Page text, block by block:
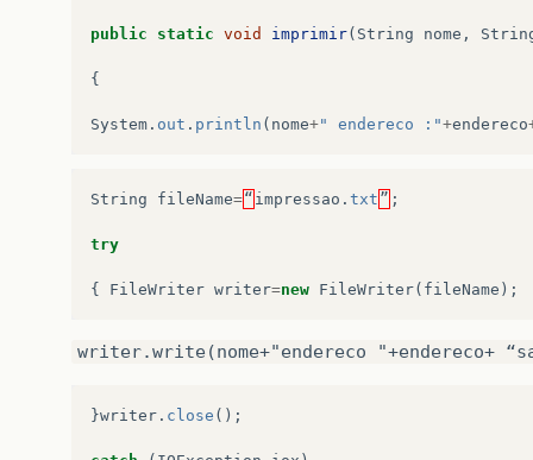
public static void imprimir( String nome ,
{
System . out . println ( nome+" endereco :"+endereco
String fileName=“ impressao . txt ” ;
try
{ FileWriter writer=new FileWriter( fileName );
writer.write(nome+"endereco "+endereco+
}writer . close ();